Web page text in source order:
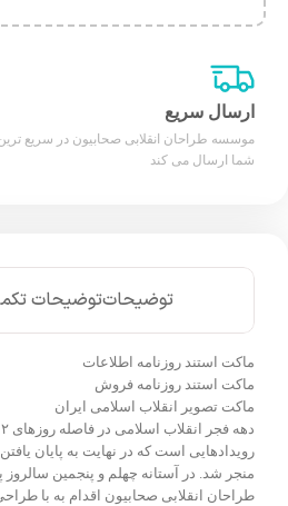
ارسال سریع
موسسه طراحان انقلابی صحابیون در سریع
شما ارسال می کند
توضیحاتتوضیحات
ماکت استند روزنامه اطلاعات
ماکت استند روزنامه فروش
ماکت تصویر انقلاب اسلامی ایران
رویدادهایی است که در نهایت به پایان
منجر شد. در آستانه چهلم و پنجمین
طراحان انقلابی صحابیون اقدام به با